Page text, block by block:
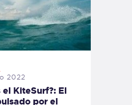
2022
el KiteSurf?: El
por el